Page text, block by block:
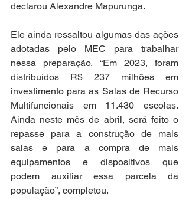
declarou Alexandre Mapurunga.
Ele ainda ressaltou algumas das ações
adotadas pelo MEC para trabalhar
nessa preparação. “Em 2023, foram
distribuídos R$ 237 milhões em
investimento para as Salas de Recurso
Multifuncionais em 11.430 escolas.
Ainda neste mês de abril, será feito o
repasse para a construção de mais
salas e para a compra de mais
equipamentos e dispositivos que
podem auxiliar essa parcela da
população”, completou.